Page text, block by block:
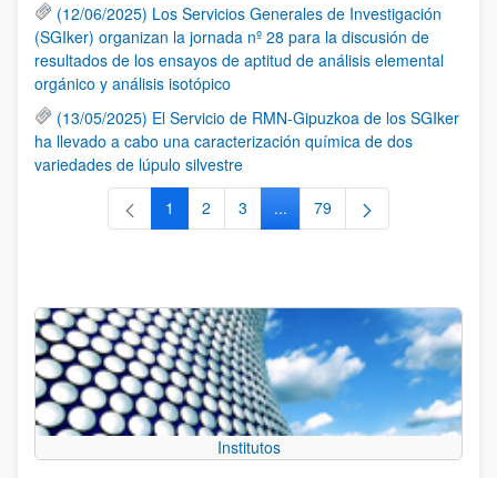
(12/06/2025) Los Servicios Generales de Investigación
(SGIker) organizan la jornada nº 28 para la discusión de
resultados de los ensayos de aptitud de análisis elemental
orgánico y análisis isotópico
(13/05/2025) El Servicio de RMN-Gipuzkoa de los SGIker
ha llevado a cabo una caracterización química de dos
variedades de lúpulo silvestre
Página
1 Página
2 Página
3 ...Páginas intermedias Use TAB
Página
79
Institutos